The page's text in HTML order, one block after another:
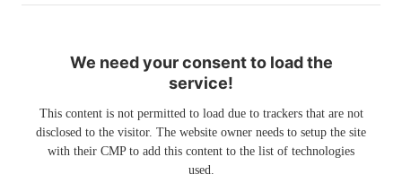
We need your consent to load the
service!
This content is not permitted to load due to trackers that are not
disclosed to the visitor. The website owner needs to setup the site
with their CMP to add this content to the list of technologies
used.